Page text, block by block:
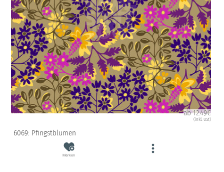
ab 12.49€
(inkl. USt)
6069: Pfingstblumen
Merken